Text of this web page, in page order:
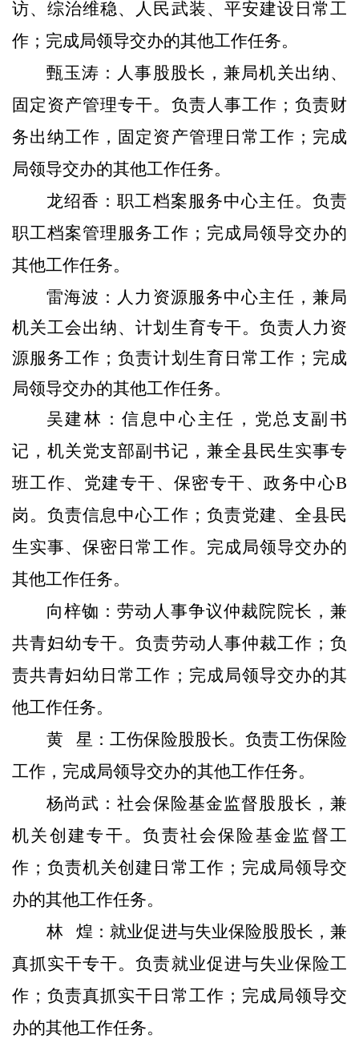
访、综治维稳、人民武装、平安建设 日常工
作； 完成局领导交办的其他工作任务。
甄玉涛 ： 人事股股长 ，兼局机关出纳、
固定资产管理专干。 负责人事工作；负责财
务出纳工作 ，固定资产管理 日常工作 ；完成
局领导交办的其他工作任务。
龙绍香：职工档案服务中心主任。负责
职工档案管理 服务工作；完成局领导交办的
其他工作任务。
雷海波： 人力资源服务中心主任，兼局
机关工会出纳、计划生育专干。负责人力资
源服务工作； 负责计划生育日常工作 ； 完成
局领导交办的其他工作任务。
吴建林：信息中心主任 ，党总支副书
记，机关党支部副书记，兼全县民生实事专
班工作、党建专干、保密专干、政务中心B
岗 。负责信息中心工作；负责党建、全县民
生实事、保密 日常工作。 完成局领导交办的
其他工作任务。
向梓铷：劳动人事争议仲裁院院长 ，兼
共青妇幼专干。负责劳动人事仲裁工作； 负
责共青妇幼日常工作； 完成局领导交办的其
他工作任务。
黄
星：工伤保险股股长。负责工伤保险
工作， 完成局领导交办的其他工作任务。
杨尚武：社会保险基金监督股股长，兼
机关创建专干。负责社会保险基金监督工
作；负责机关创建日常工作； 完成局领导交
办的其他工作任务。
林
煌 ：就业促进与失业保险股股长，兼
真抓实干专干。负责就业促进与失业保险工
作 ； 负责真抓实干 日常工作； 完成局领导交
办的其他工作任务。